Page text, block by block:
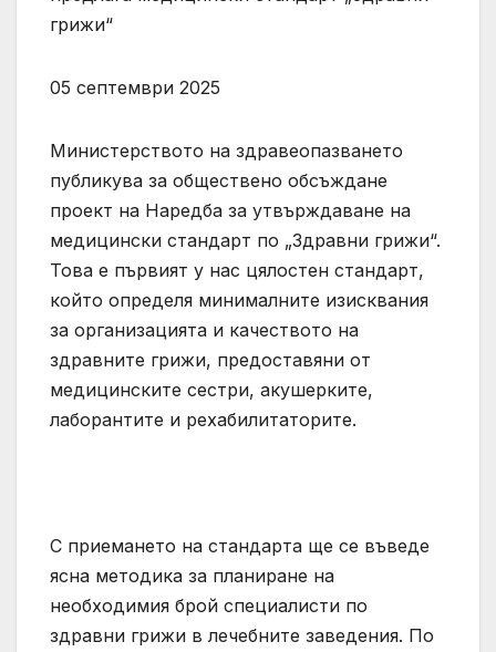
грижи“
05 септември 2025
Министерството на здравеопазването
публикува за обществено обсъждане
проект на Наредба за утвърждаване на
медицински стандарт по „Здравни грижи“.
Това е първият у нас цялостен стандарт,
който определя минималните изисквания
за организацията и качеството на
здравните грижи, предоставяни от
медицинските сестри, акушерките,
лаборантите и рехабилитаторите.
С приемането на стандарта ще се въведе
ясна методика за планиране на
необходимия брой специалисти по
здравни грижи в лечебните заведения. По